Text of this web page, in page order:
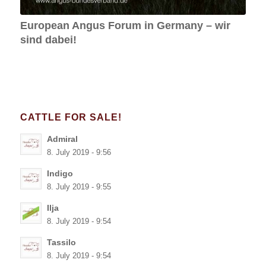
European Angus Forum in Germany – wir
sind dabei!
CATTLE FOR SALE!
Admiral
8. July 2019 - 9:56
Indigo
8. July 2019 - 9:55
Ilja
8. July 2019 - 9:54
Tassilo
8. July 2019 - 9:54